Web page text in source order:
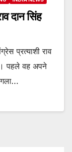
दान सिंह
प्रत्याशी राव
पहले वह अपने